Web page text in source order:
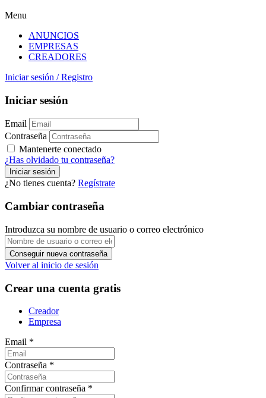
Menu
ANUNCIOS
EMPRESAS
CREADORES
Iniciar sesión / Registro
Iniciar sesión
Email
Contraseña
Mantenerte conectado
¿Has olvidado tu contraseña?
¿No tienes cuenta? Regístrate
Cambiar contraseña
Introduzca su nombre de usuario o correo electrónico
Volver al inicio de sesión
Crear una cuenta gratis
Creador
Empresa
Email *
Contraseña *
Confirmar contraseña *